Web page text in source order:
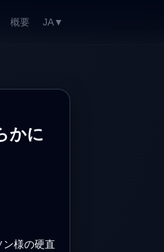
概要 JA ▼
かに
様の硬直